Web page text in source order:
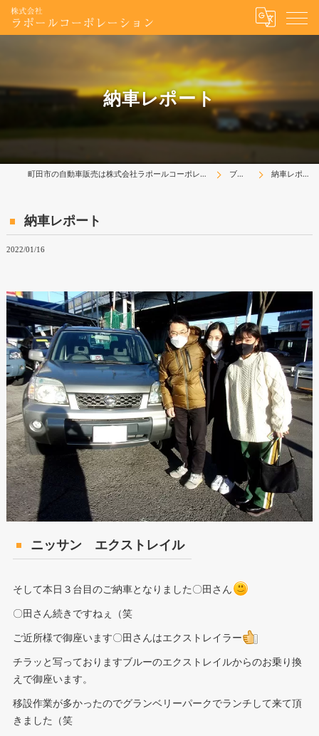
納車レポート
町田市の自動車販売は株式会社ラポールコーポレーション ブログ 納車レポート
納車レポート
2022/01/16
ニッサン エクストレイル
そして本日３台目のご納車となりました〇田さん
〇田さん続きですねぇ（笑
ご近所様で御座います〇田さんはエクストレイラー
チラッと写っておりますブルーのエクストレイルからのお乗り換
えで御座います。
移設作業が多かったのでグランベリーパークでランチして来て頂
きました（笑